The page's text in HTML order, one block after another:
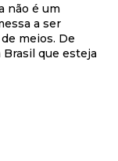
não é um
a ser
meios. De
Brasil que esteja